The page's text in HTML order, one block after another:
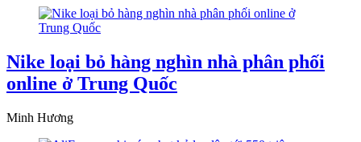
Nike loại bỏ hàng nghìn nhà phân phối
online ở Trung Quốc
Minh Hương